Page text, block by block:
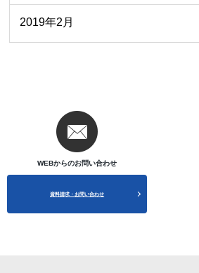
2019年2月
WEBからのお問い合わせ
資料請求・お問い合わせ